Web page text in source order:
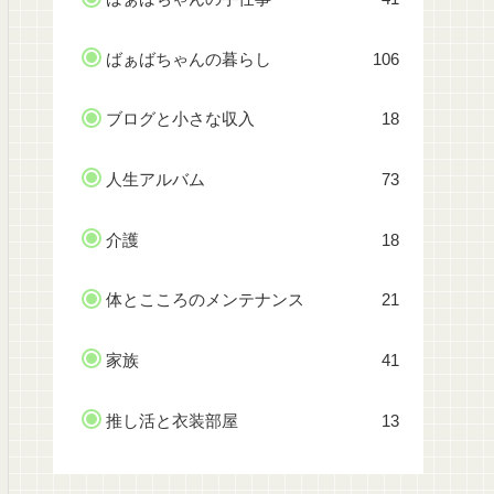
ばぁばちゃんの暮らし 106
ブログと小さな収入 18
人生アルバム 73
介護 18
体とこころのメンテナンス 21
家族 41
推し活と衣装部屋 13